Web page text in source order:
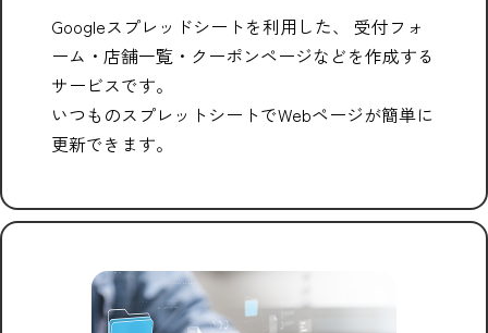
Googleスプレッドシートを利用した、 受付フォ
ーム・店舗一覧・クーポンページなどを作成する
サービスです。
いつものスプレットシートでWebページが簡単に
更新できます。